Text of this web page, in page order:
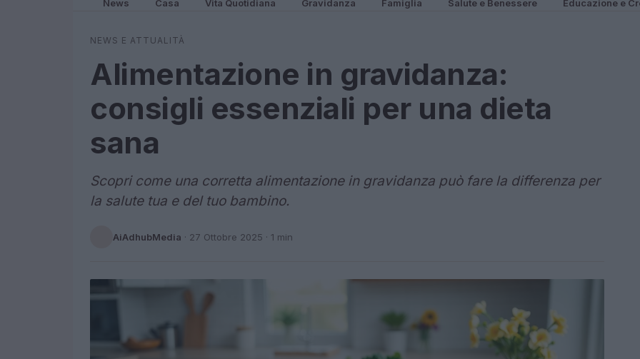
News Casa Vita Quotidiana Gravidanza Famiglia Salute e Benessere Educazione e
NEWS E ATTUALITÀ
Alimentazione in gravidanza:
consigli essenziali per una dieta
sana
Scopri come una corretta alimentazione in gravidanza può fare la differenza per
la salute tua e del tuo bambino.
AiAdhubMedia · 27 Ottobre 2025 · 1 min